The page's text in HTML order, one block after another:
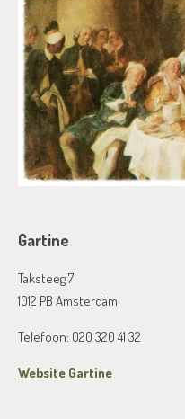
Gartine
Taksteeg 7
1012 PB Amsterdam
Telefoon: 020 320 41 32
Website Gartine